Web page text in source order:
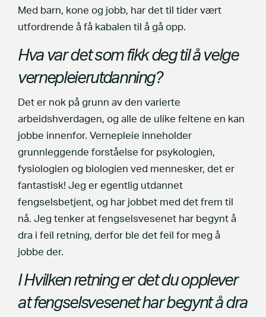
Med barn, kone og jobb, har det til tider vært
utfordrende å få kabalen til å gå opp.
Hva var det som fikk deg til å velge
vernepleierutdanning?
Det er nok på grunn av den varierte
arbeidshverdagen, og alle de ulike feltene en kan
jobbe innenfor. Vernepleie inneholder
grunnleggende forståelse for psykologien,
fysiologien og biologien ved mennesker, det er
fantastisk! Jeg er egentlig utdannet
fengselsbetjent, og har jobbet med det frem til
nå. Jeg tenker at fengselsvesenet har begynt å
dra i feil retning, derfor ble det feil for meg å
jobbe der.
I Hvilken retning er det du opplever
at fengselsvesenet har begynt å dra